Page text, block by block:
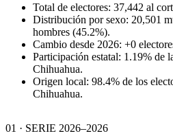
Total de electores: 37,442 al
Distribución por sexo: 20,501
hombres (45.2%).
Cambio desde 2026: +0
Participación estatal: 1.19% de
Chihuahua.
Origen local: 98.4% de los
Chihuahua.
01 · SERIE 2026–2026